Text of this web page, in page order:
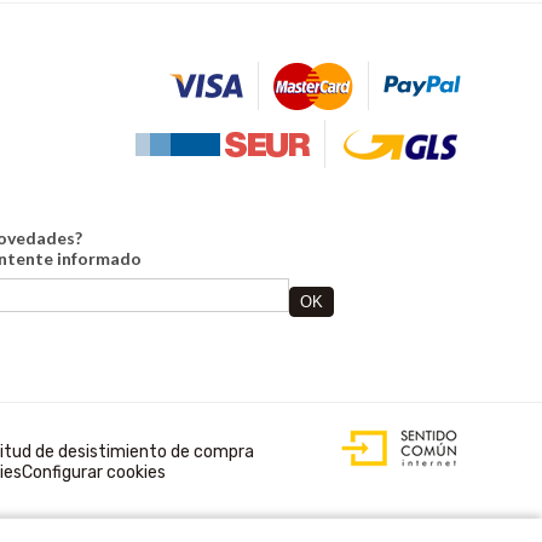
informado
de desistimiento de compra
Configurar cookies
ACCESIBLE CON
GESTOR DE